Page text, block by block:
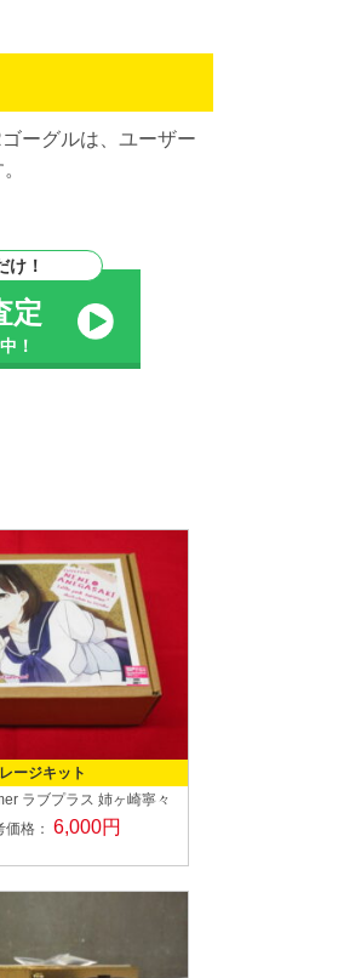
ーグルは、ユーザー
け！
定
！
ージキット
ラブプラス 姉ヶ崎寧々
価格：6,000円